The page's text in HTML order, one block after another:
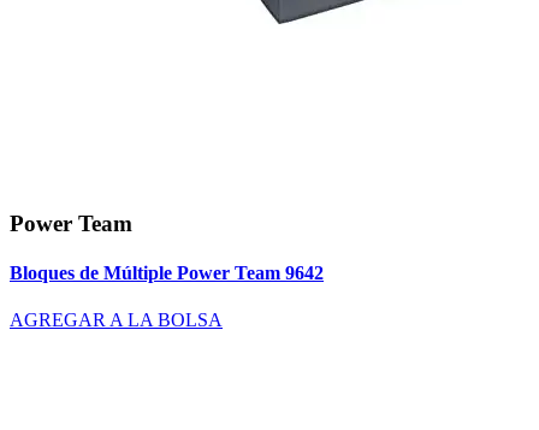
Power Team
Bloques de Múltiple Power Team 9642
AGREGAR A LA BOLSA